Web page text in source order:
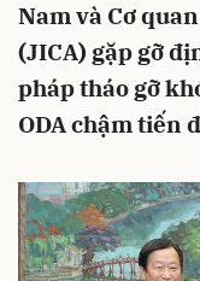
Nam và Cơ
(JICA) gặp gỡ
pháp tháo gỡ
ODA chậm tiến